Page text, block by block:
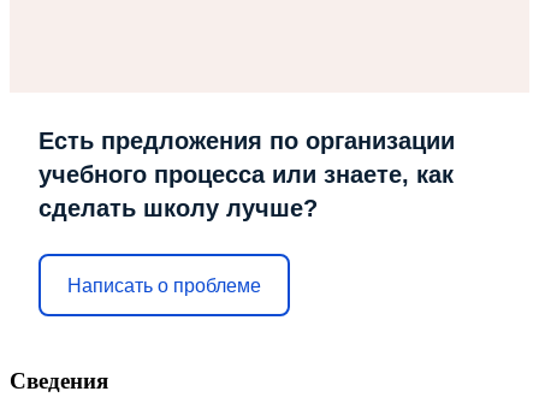
Есть предложения по организации
учебного процесса или знаете, как
сделать школу лучше?
Написать о проблеме
Сведения